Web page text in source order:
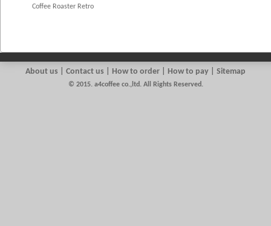
Coffee Roaster Retro
About us Contact us | How to order | How to pay | Sitemap
© 2015. a4coffee co.,ltd. All Rights Reserved.